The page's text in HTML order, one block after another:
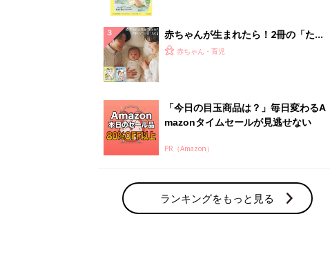
赤ちゃんが生まれたら！2冊の「たま
ひよ」
赤ちゃん・育児
「今日の目玉商品は？」毎日変わるA
mazonタイムセールが見逃せない
PR（Amazon）
ランキングをもっと見る